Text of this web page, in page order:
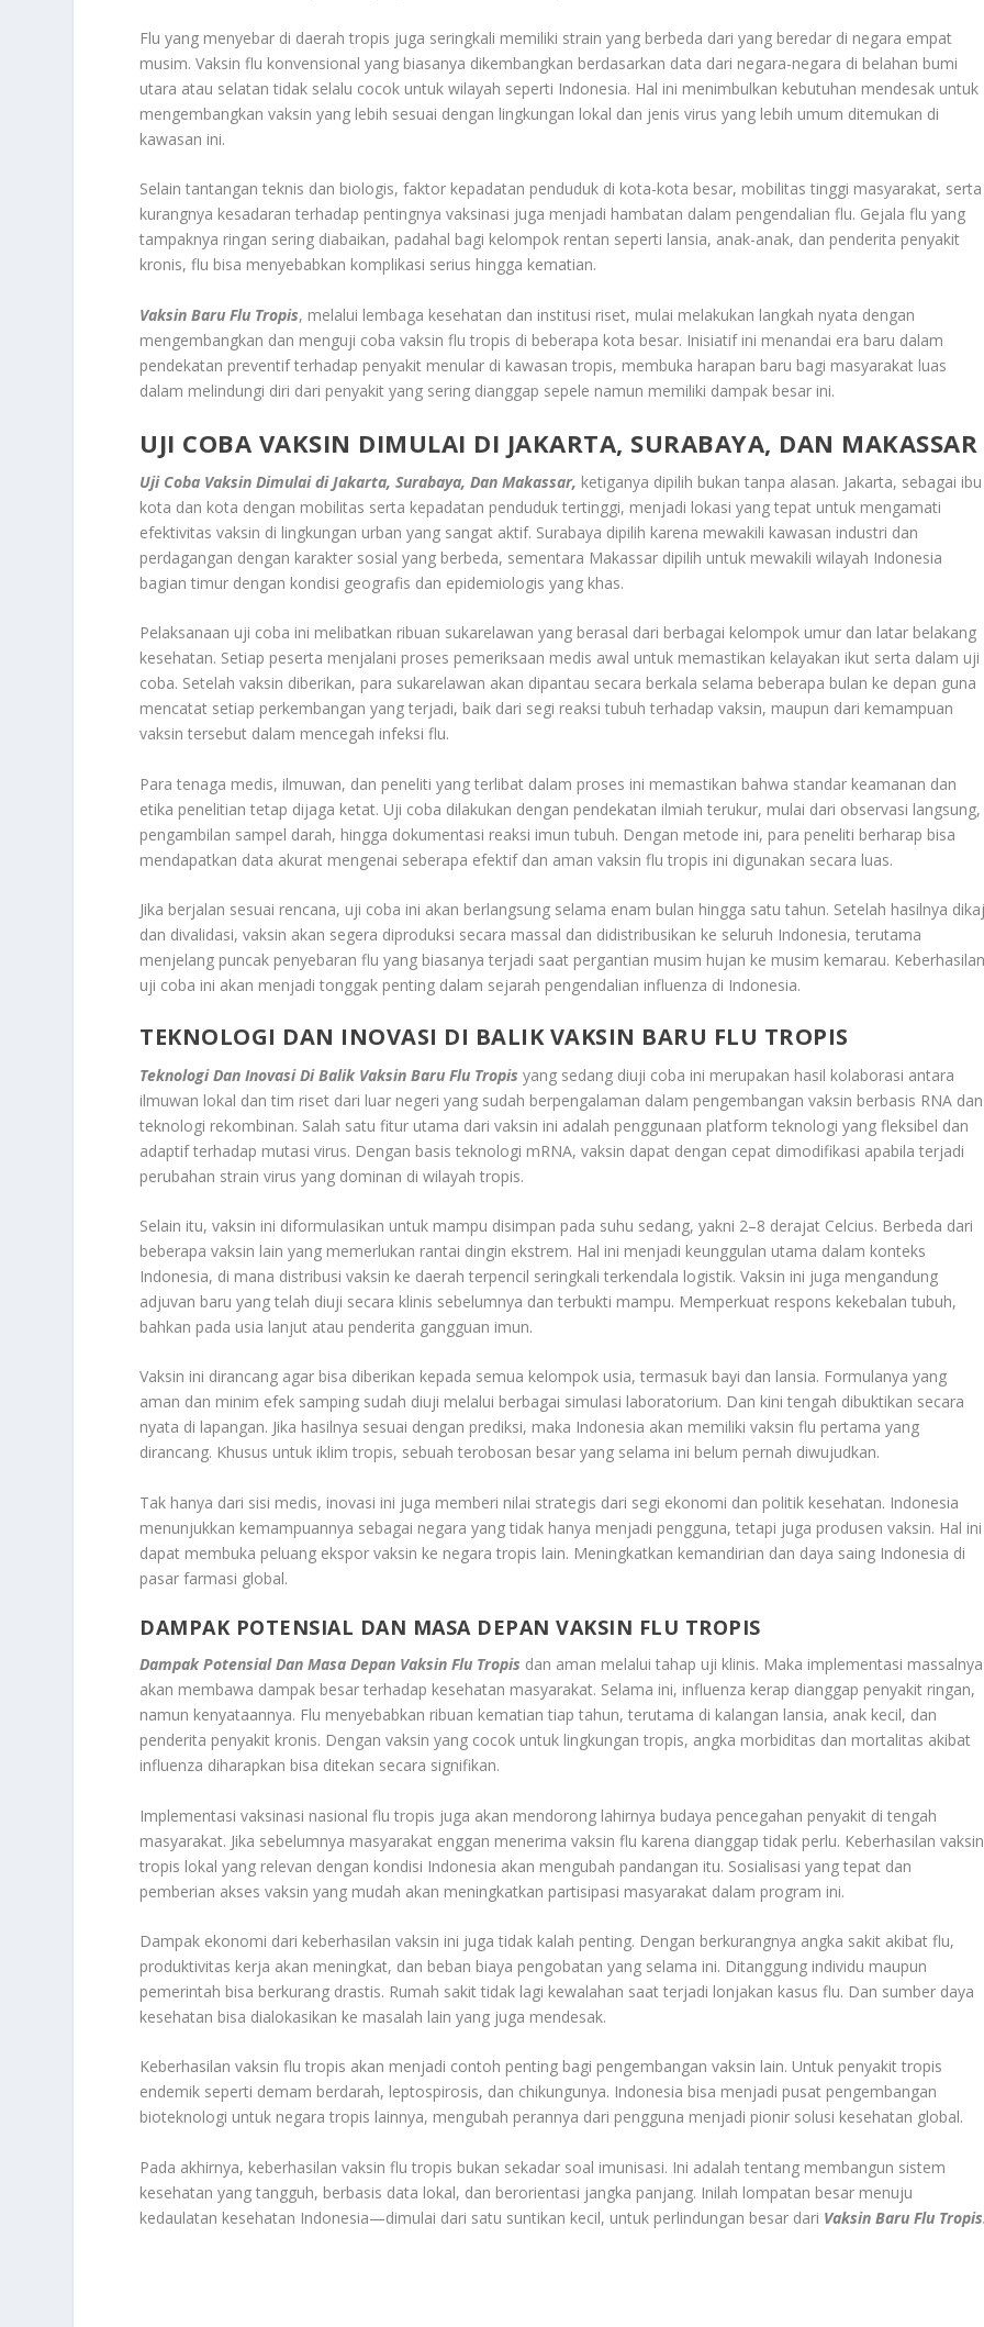
Flu yang menyebar di daerah tropis juga seringkali memiliki strain yang berbeda dari yang beredar di negara empat
musim. Vaksin flu konvensional yang biasanya dikembangkan berdasarkan data dari negara-negara di belahan bumi
utara atau selatan tidak selalu cocok untuk wilayah seperti Indonesia. Hal ini menimbulkan kebutuhan mendesak untuk
mengembangkan vaksin yang lebih sesuai dengan lingkungan lokal dan jenis virus yang lebih umum ditemukan di
kawasan ini.
Selain tantangan teknis dan biologis, faktor kepadatan penduduk di kota-kota besar, mobilitas tinggi masyarakat, serta
kurangnya kesadaran terhadap pentingnya vaksinasi juga menjadi hambatan dalam pengendalian flu. Gejala flu yang
tampaknya ringan sering diabaikan, padahal bagi kelompok rentan seperti lansia, anak-anak, dan penderita penyakit
kronis, flu bisa menyebabkan komplikasi serius hingga kematian.
Vaksin Baru Flu Tropis, melalui lembaga kesehatan dan institusi riset, mulai melakukan langkah nyata dengan
mengembangkan dan menguji coba vaksin flu tropis di beberapa kota besar. Inisiatif ini menandai era baru dalam
pendekatan preventif terhadap penyakit menular di kawasan tropis, membuka harapan baru bagi masyarakat luas
dalam melindungi diri dari penyakit yang sering dianggap sepele namun memiliki dampak besar ini.
UJI COBA VAKSIN DIMULAI DI JAKARTA, SURABAYA, DAN MAKASSAR
Uji Coba Vaksin Dimulai di Jakarta, Surabaya, Dan Makassar, ketiganya dipilih bukan tanpa alasan. Jakarta, sebagai ibu
kota dan kota dengan mobilitas serta kepadatan penduduk tertinggi, menjadi lokasi yang tepat untuk mengamati
efektivitas vaksin di lingkungan urban yang sangat aktif. Surabaya dipilih karena mewakili kawasan industri dan
perdagangan dengan karakter sosial yang berbeda, sementara Makassar dipilih untuk mewakili wilayah Indonesia
bagian timur dengan kondisi geografis dan epidemiologis yang khas.
Pelaksanaan uji coba ini melibatkan ribuan sukarelawan yang berasal dari berbagai kelompok umur dan latar belakang
kesehatan. Setiap peserta menjalani proses pemeriksaan medis awal untuk memastikan kelayakan ikut serta dalam uji
coba. Setelah vaksin diberikan, para sukarelawan akan dipantau secara berkala selama beberapa bulan ke depan guna
mencatat setiap perkembangan yang terjadi, baik dari segi reaksi tubuh terhadap vaksin, maupun dari kemampuan
vaksin tersebut dalam mencegah infeksi flu.
Para tenaga medis, ilmuwan, dan peneliti yang terlibat dalam proses ini memastikan bahwa standar keamanan dan
etika penelitian tetap dijaga ketat. Uji coba dilakukan dengan pendekatan ilmiah terukur, mulai dari observasi langsung,
pengambilan sampel darah, hingga dokumentasi reaksi imun tubuh. Dengan metode ini, para peneliti berharap bisa
mendapatkan data akurat mengenai seberapa efektif dan aman vaksin flu tropis ini digunakan secara luas.
Jika berjalan sesuai rencana, uji coba ini akan berlangsung selama enam bulan hingga satu tahun. Setelah hasilnya
dan divalidasi, vaksin akan segera diproduksi secara massal dan didistribusikan ke seluruh Indonesia, terutama
menjelang puncak penyebaran flu yang biasanya terjadi saat pergantian musim hujan ke musim kemarau.
uji coba ini akan menjadi tonggak penting dalam sejarah pengendalian influenza di Indonesia.
TEKNOLOGI DAN INOVASI DI BALIK VAKSIN BARU FLU TROPIS
Teknologi Dan Inovasi Di Balik Vaksin Baru Flu Tropis yang sedang diuji coba ini merupakan hasil kolaborasi antara
ilmuwan lokal dan tim riset dari luar negeri yang sudah berpengalaman dalam pengembangan vaksin berbasis RNA dan
teknologi rekombinan. Salah satu fitur utama dari vaksin ini adalah penggunaan platform teknologi yang fleksibel dan
adaptif terhadap mutasi virus. Dengan basis teknologi mRNA, vaksin dapat dengan cepat dimodifikasi apabila terjadi
perubahan strain virus yang dominan di wilayah tropis.
Selain itu, vaksin ini diformulasikan untuk mampu disimpan pada suhu sedang, yakni 2–8 derajat Celcius. Berbeda dari
beberapa vaksin lain yang memerlukan rantai dingin ekstrem. Hal ini menjadi keunggulan utama dalam konteks
Indonesia, di mana distribusi vaksin ke daerah terpencil seringkali terkendala logistik. Vaksin ini juga mengandung
adjuvan baru yang telah diuji secara klinis sebelumnya dan terbukti mampu. Memperkuat respons kekebalan tubuh,
bahkan pada usia lanjut atau penderita gangguan imun.
Vaksin ini dirancang agar bisa diberikan kepada semua kelompok usia, termasuk bayi dan lansia. Formulanya yang
aman dan minim efek samping sudah diuji melalui berbagai simulasi laboratorium. Dan kini tengah dibuktikan secara
nyata di lapangan. Jika hasilnya sesuai dengan prediksi, maka Indonesia akan memiliki vaksin flu pertama yang
dirancang. Khusus untuk iklim tropis, sebuah terobosan besar yang selama ini belum pernah diwujudkan.
Tak hanya dari sisi medis, inovasi ini juga memberi nilai strategis dari segi ekonomi dan politik kesehatan. Indonesia
menunjukkan kemampuannya sebagai negara yang tidak hanya menjadi pengguna, tetapi juga produsen vaksin. Hal ini
dapat membuka peluang ekspor vaksin ke negara tropis lain. Meningkatkan kemandirian dan daya saing Indonesia di
pasar farmasi global.
DAMPAK POTENSIAL DAN MASA DEPAN VAKSIN FLU TROPIS
Dampak Potensial Dan Masa Depan Vaksin Flu Tropis dan aman melalui tahap uji klinis. Maka implementasi massalnya
akan membawa dampak besar terhadap kesehatan masyarakat. Selama ini, influenza kerap dianggap penyakit ringan,
namun kenyataannya. Flu menyebabkan ribuan kematian tiap tahun, terutama di kalangan lansia, anak kecil, dan
penderita penyakit kronis. Dengan vaksin yang cocok untuk lingkungan tropis, angka morbiditas dan mortalitas akibat
influenza diharapkan bisa ditekan secara signifikan.
Implementasi vaksinasi nasional flu tropis juga akan mendorong lahirnya budaya pencegahan penyakit di tengah
masyarakat. Jika sebelumnya masyarakat enggan menerima vaksin flu karena dianggap tidak perlu. Keberhasilan vaksin
tropis lokal yang relevan dengan kondisi Indonesia akan mengubah pandangan itu. Sosialisasi yang tepat dan
pemberian akses vaksin yang mudah akan meningkatkan partisipasi masyarakat dalam program ini.
Dampak ekonomi dari keberhasilan vaksin ini juga tidak kalah penting. Dengan berkurangnya angka sakit akibat flu,
produktivitas kerja akan meningkat, dan beban biaya pengobatan yang selama ini. Ditanggung individu maupun
pemerintah bisa berkurang drastis. Rumah sakit tidak lagi kewalahan saat terjadi lonjakan kasus flu. Dan sumber daya
kesehatan bisa dialokasikan ke masalah lain yang juga mendesak.
Keberhasilan vaksin flu tropis akan menjadi contoh penting bagi pengembangan vaksin lain. Untuk penyakit tropis
endemik seperti demam berdarah, leptospirosis, dan chikungunya. Indonesia bisa menjadi pusat pengembangan
bioteknologi untuk negara tropis lainnya, mengubah perannya dari pengguna menjadi pionir solusi kesehatan global.
Pada akhirnya, keberhasilan vaksin flu tropis bukan sekadar soal imunisasi. Ini adalah tentang membangun sistem
kesehatan yang tangguh, berbasis data lokal, dan berorientasi jangka panjang. Inilah lompatan besar menuju
kedaulatan kesehatan Indonesia—dimulai dari satu suntikan kecil, untuk perlindungan besar dari Vaksin Baru Flu